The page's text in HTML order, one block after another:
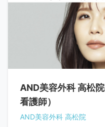
AND美容外科 高松
看護師）
AND美容外科 高松院